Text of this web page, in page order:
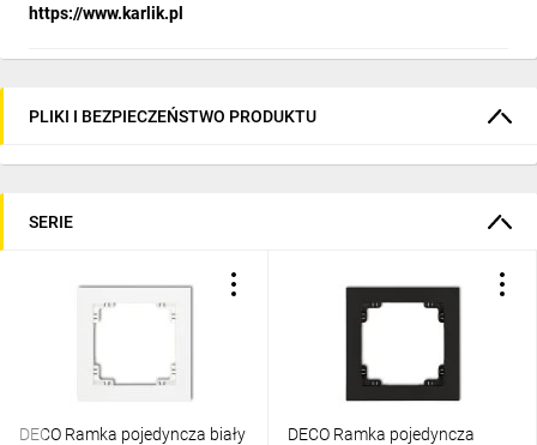
https://www.karlik.pl
PLIKI I BEZPIECZEŃSTWO PRODUKTU
SERIE
DECO Ramka pojedyncza biały
DECO Ramka pojedyncza